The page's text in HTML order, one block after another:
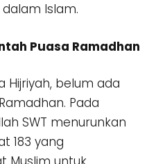
Islam.
Puasa Ramadhan
Hijriyah, belum ada
Pada
SWT menurunkan
183 yang